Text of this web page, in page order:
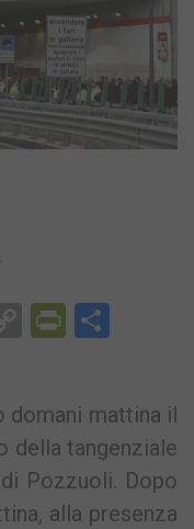
Copy
domani mattina il
della tangenziale
Pozzuoli. Dopo
alla presenza